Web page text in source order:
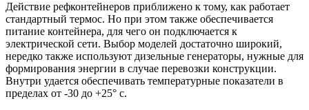
Действие рефконтейнеров приближено к тому, как работает
стандартный термос. Но при этом также обеспечивается
питание контейнера, для чего он подключается к
электрической сети. Выбор моделей достаточно широкий,
нередко также используют дизельные генераторы, нужные для
формирования энергии в случае перевозки конструкции.
Внутри удается обеспечивать температурные показатели в
пределах от -30 до +25° c.